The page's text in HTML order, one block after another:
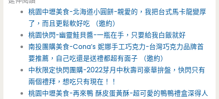
桃園中壢美食-北海道小圓餅-親愛的，我把台式馬卡龍變厚
了，而且更鬆軟好吃 （邀約）
桃園快閃-幽靈鮭貝醬-一瓶在手，只要給我白飯就好
南投團購美食-Cona’s 妮娜手工巧克力-台灣巧克力品牌首
要推薦，自己吃還是送禮都超有面子 （邀約）
中秋限定快閃團購-2022芽月中秋壽司豪華拚盤，快閃只有
兩個禮拜，想吃只有現在！！
桃園中壢美食-再來鴨 酥皮蛋黃酥-超可愛的鴨鴨禮盒深得人